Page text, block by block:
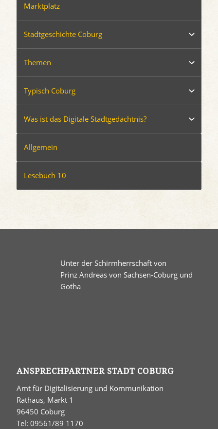
Marktplatz
Stadtgeschichte Coburg
Themen
Typisch Coburg
Was ist das Digitale Stadtgedächtnis?
Allgemein
Lesebuch 10
Unter der Schirmherrschaft von
Prinz Andreas von Sachsen-Coburg und
Gotha
ANSPRECHPARTNER STADT COBURG
Amt für Digitalisierung und Kommunikation
Rathaus, Markt 1
96450 Coburg
Tel: 09561/89 1170